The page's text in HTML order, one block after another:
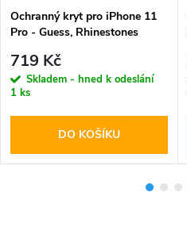
Ochranný kryt pro iPhone 11
Pro - Guess, Rhinestones
719 Kč
Skladem - hned k odeslání
1 ks
DO KOŠÍKU